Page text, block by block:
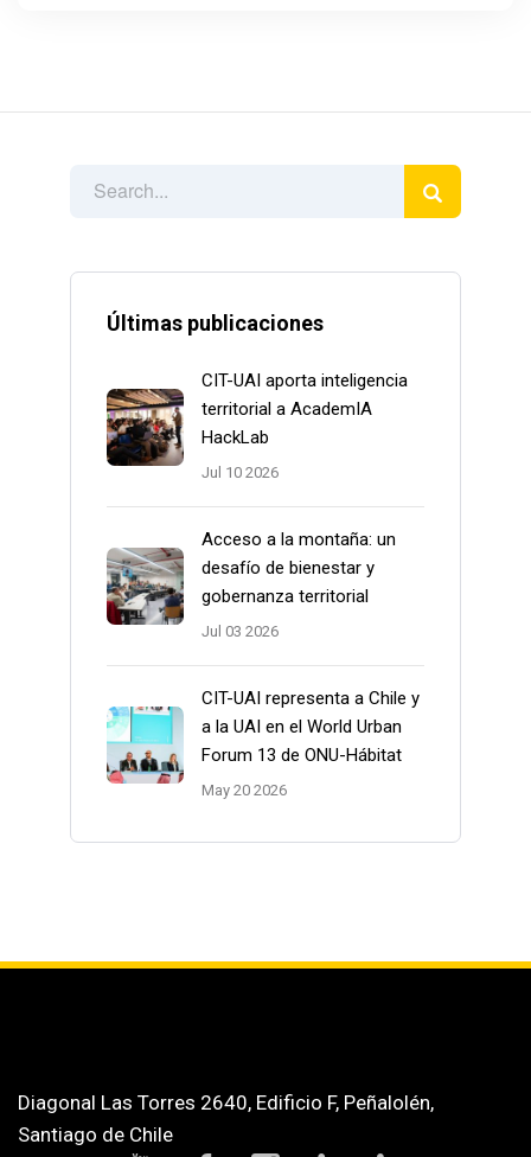
Últimas publicaciones
CIT-UAI aporta inteligencia
territorial a AcademIA
HackLab
Jul 10 2026
Acceso a la montaña: un
desafío de bienestar y
gobernanza territorial
Jul 03 2026
CIT-UAI representa a Chile y
a la UAI en el World Urban
Forum 13 de ONU-Hábitat
May 20 2026
Diagonal Las Torres 2640, Edificio F, Peñalolén,
Santiago de Chile